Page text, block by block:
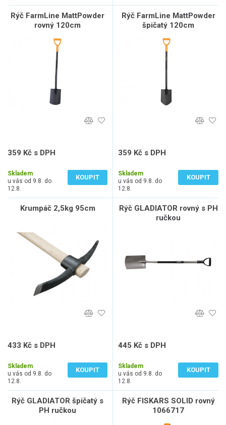
Rýč FarmLine MattPowder
rovný 120cm
359 Kč s DPH
Skladem
u vás od 9.8. do
12.8.
KOUPIT
Rýč FarmLine MattPowder
špičatý 120cm
359 Kč s DPH
Skladem
u vás od 9.8. do
12.8.
KOUPIT
Krumpáč 2,5kg 95cm
433 Kč s DPH
Skladem
u vás od 9.8. do
12.8.
KOUPIT
Rýč GLADIATOR rovný s PH
ručkou
445 Kč s DPH
Skladem
u vás od 9.8. do
12.8.
KOUPIT
Rýč GLADIATOR špičatý s
PH ručkou
Rýč FISKARS SOLID rovný
1066717